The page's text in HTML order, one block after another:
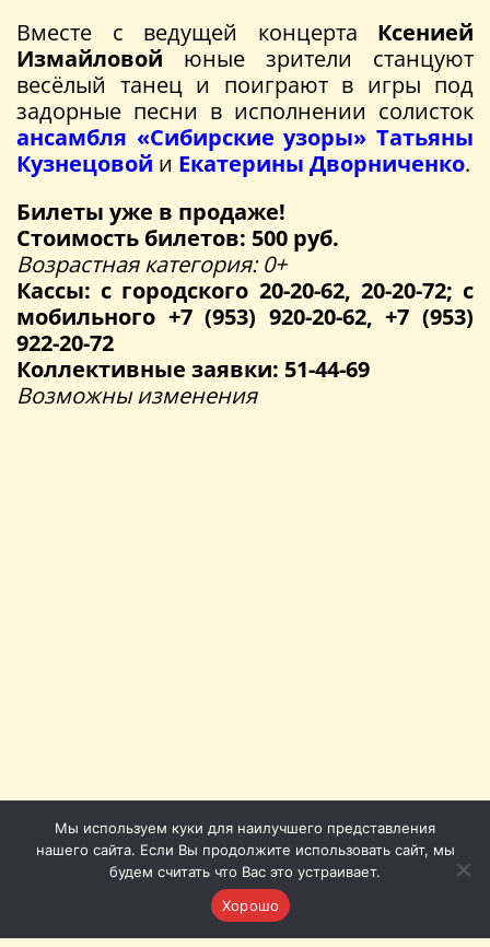
Вместе с ведущей концерта Ксенией
Измайловой юные зрители станцуют
весёлый танец и поиграют в игры под
задорные песни в исполнении солисток
ансамбля «Сибирские узоры» Татьяны
Кузнецовой и Екатерины Дворниченко.
Билеты уже в продаже!
Стоимость билетов: 500 руб.
Возрастная категория: 0+
Кассы: с городского 20-20-62, 20-20-72; с
мобильного +7 (953) 920-20-62, +7 (953)
922-20-72
Коллективные заявки: 51-44-69
Возможны изменения
Мы используем куки для наилучшего представления
нашего сайта. Если Вы продолжите использовать сайт, мы
будем считать что Вас это устраивает.
Хорошо